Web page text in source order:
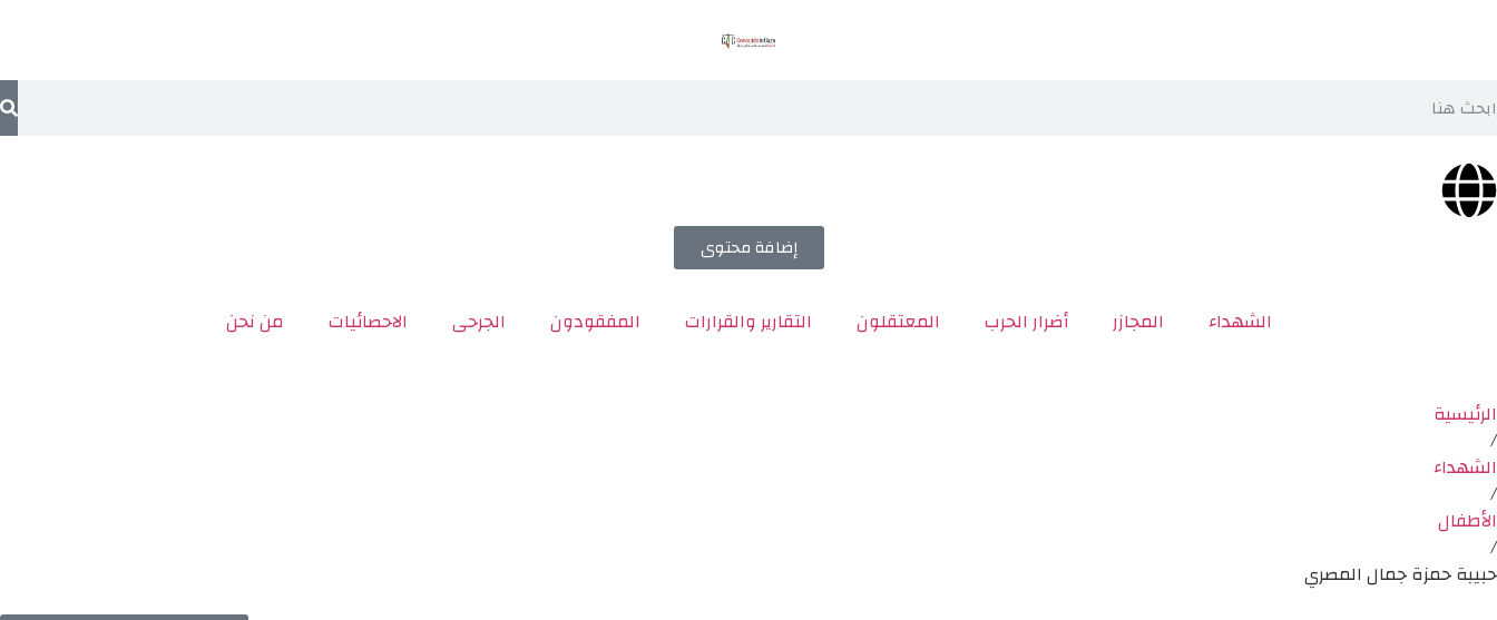
إضافة محتوى
الشهداء المجازر أضرار الحرب المعتقلون التقارير والقرارات المفقودون الجرحى الاحصائيات من نحن
الرئيسية
/
الشهداء
/
الأطفال
/
حبيبة حمزة جمال المصري